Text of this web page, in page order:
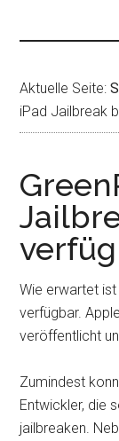
Aktuelle Seite:
iPad Jailbreak
Wie erwartet ist
verfügbar.
veröffentlicht
Zumindest
Entwickler, die
jailbreaken.